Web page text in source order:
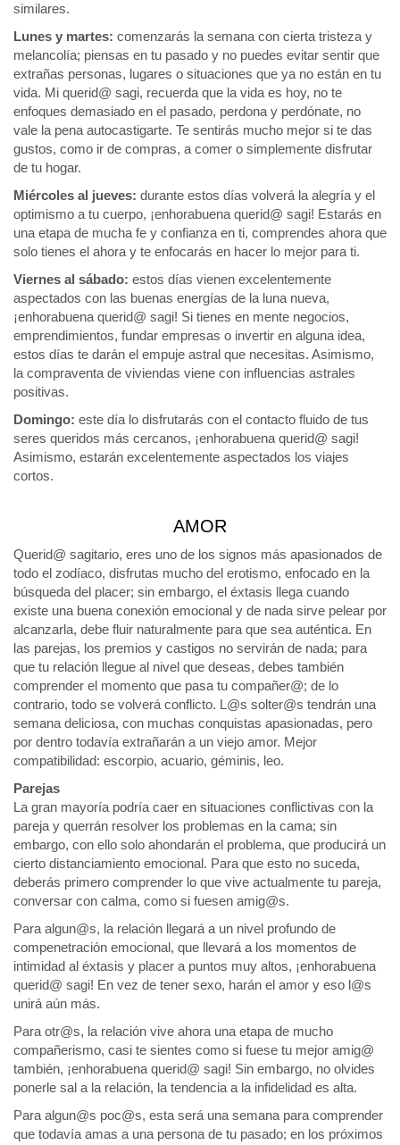
similares.
Lunes y martes: comenzarás la semana con cierta tristeza y
melancolía; piensas en tu pasado y no puedes evitar sentir que
extrañas personas, lugares o situaciones que ya no están en tu
vida. Mi querid@ sagi, recuerda que la vida es hoy, no te
enfoques demasiado en el pasado, perdona y perdónate, no
vale la pena autocastigarte. Te sentirás mucho mejor si te das
gustos, como ir de compras, a comer o simplemente disfrutar
de tu hogar.
Miércoles al jueves: durante estos días volverá la alegría y el
optimismo a tu cuerpo, ¡enhorabuena querid@ sagi! Estarás en
una etapa de mucha fe y confianza en ti, comprendes ahora que
solo tienes el ahora y te enfocarás en hacer lo mejor para ti.
Viernes al sábado: estos días vienen excelentemente
aspectados con las buenas energías de la luna nueva,
¡enhorabuena querid@ sagi! Si tienes en mente negocios,
emprendimientos, fundar empresas o invertir en alguna idea,
estos días te darán el empuje astral que necesitas. Asimismo,
la compraventa de viviendas viene con influencias astrales
positivas.
Domingo: este día lo disfrutarás con el contacto fluido de tus
seres queridos más cercanos, ¡enhorabuena querid@ sagi!
Asimismo, estarán excelentemente aspectados los viajes
cortos.
AMOR
Querid@ sagitario, eres uno de los signos más apasionados de
todo el zodíaco, disfrutas mucho del erotismo, enfocado en la
búsqueda del placer; sin embargo, el éxtasis llega cuando
existe una buena conexión emocional y de nada sirve pelear por
alcanzarla, debe fluir naturalmente para que sea auténtica. En
las parejas, los premios y castigos no servirán de nada; para
que tu relación llegue al nivel que deseas, debes también
comprender el momento que pasa tu compañer@; de lo
contrario, todo se volverá conflicto. L@s solter@s tendrán una
semana deliciosa, con muchas conquistas apasionadas, pero
por dentro todavía extrañarán a un viejo amor. Mejor
compatibilidad: escorpio, acuario, géminis, leo.
Parejas
La gran mayoría podría caer en situaciones conflictivas con la
pareja y querrán resolver los problemas en la cama; sin
embargo, con ello solo ahondarán el problema, que producirá un
cierto distanciamiento emocional. Para que esto no suceda,
deberás primero comprender lo que vive actualmente tu pareja,
conversar con calma, como si fuesen amig@s.
Para algun@s, la relación llegará a un nivel profundo de
compenetración emocional, que llevará a los momentos de
intimidad al éxtasis y placer a puntos muy altos, ¡enhorabuena
querid@ sagi! En vez de tener sexo, harán el amor y eso l@s
unirá aún más.
Para otr@s, la relación vive ahora una etapa de mucho
compañerismo, casi te sientes como si fuese tu mejor amig@
también, ¡enhorabuena querid@ sagi! Sin embargo, no olvides
ponerle sal a la relación, la tendencia a la infidelidad es alta.
Para algun@s poc@s, esta será una semana para comprender
que todavía amas a una persona de tu pasado; en los próximos